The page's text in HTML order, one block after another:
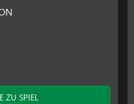
ZU SPIEL